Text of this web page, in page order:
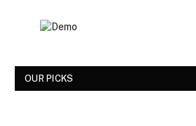
OUR PICKS